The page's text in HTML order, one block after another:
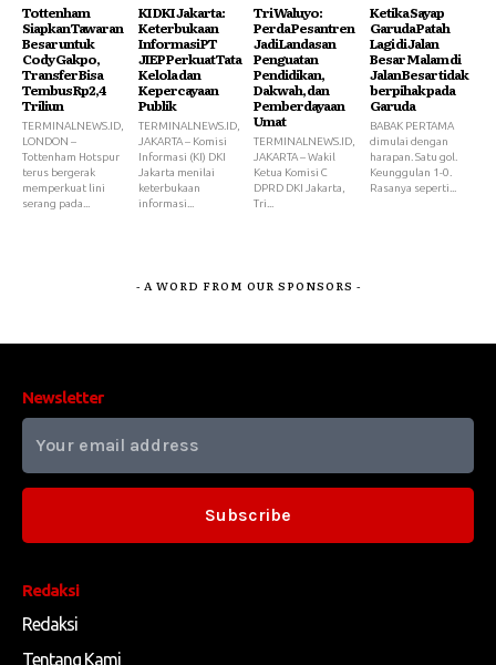
Tottenham
Siapkan Tawaran
Besar untuk
Cody Gakpo,
Transfer Bisa
Tembus Rp2,4
Triliun
TERMINALNEWS.ID,
LONDON –
Tottenham Hotspur
terus bergerak
memperkuat lini
serang pada...
KI DKI Jakarta:
Keterbukaan
Informasi PT
JIEP Perkuat Tata
Kelola dan
Kepercayaan
Publik
TERMINALNEWS.ID,
JAKARTA – Komisi
Informasi (KI) DKI
Jakarta menilai
keterbukaan
informasi...
Tri Waluyo:
Perda Pesantren
Jadi Landasan
Penguatan
Pendidikan,
Dakwah, dan
Pemberdayaan
Umat
TERMINALNEWS.ID,
JAKARTA – Wakil
Ketua Komisi C
DPRD DKI Jakarta,
Tri...
Ketika Sayap
Garuda Patah
Lagi di Jalan
Besar Malam di
Jalan Besar tidak
berpihak pada
Garuda
BABAK PERTAMA
dimulai dengan
harapan. Satu gol.
Keunggulan 1-0.
Rasanya seperti...
- A WORD FROM OUR SPONSORS -
Redaksi
Redaksi
Tentang Kami
Newsletter
Subscribe